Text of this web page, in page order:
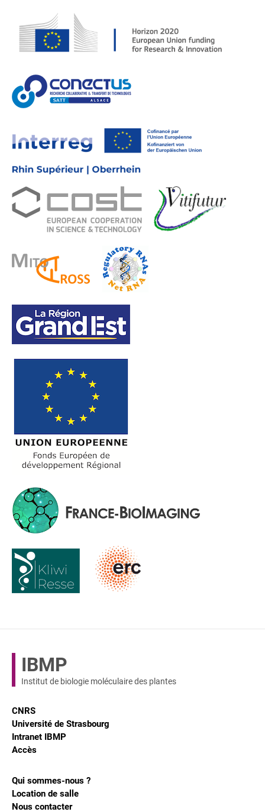
IBMP
Institut de biologie moléculaire des plantes
CNRS
Université de Strasbourg
Intranet IBMP
Accès
Qui sommes-nous ?
Location de salle
Nous contacter